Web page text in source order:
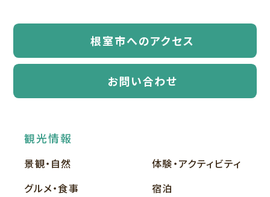
根室市へのアクセス
お問い合わせ
観光情報
景観・自然
体験・アクティビティ
グルメ・食事
宿泊